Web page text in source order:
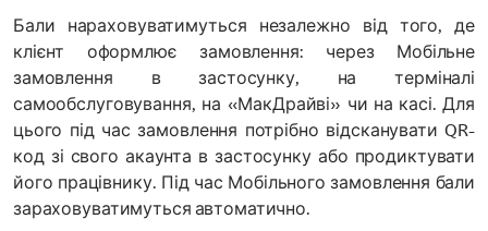
Бали нараховуватимуться незалежно від того, де
клієнт оформлює замовлення: через Мобільне
замовлення в застосунку, на терміналі
самообслуговування, на «МакДрайві» чи на касі. Для
цього під час замовлення потрібно відсканувати QR-
код зі свого акаунта в застосунку або продиктувати
його працівнику. Під час Мобільного замовлення бали
зараховуватимуться автоматично.